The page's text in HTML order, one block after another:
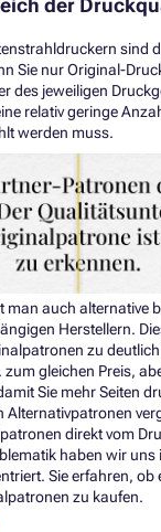
der
sind
Sie nur Original-
des jeweiligen
relativ geringe
werden muss.
man auch alternative
Herstellern.
zu
zum gleichen Preis,
Sie mehr Seiten
Alternativpatronen
direkt vom
haben wir uns
Sie erfahren, ob
zu kaufen.